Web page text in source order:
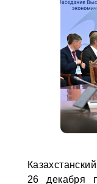
26 декабря